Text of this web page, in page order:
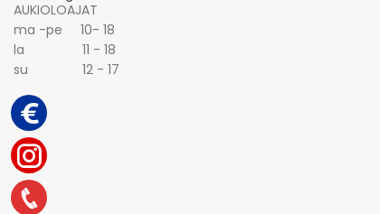
AUKIOLOAJAT
ma -pe 10- 18
la 11 - 18
su 12 - 17